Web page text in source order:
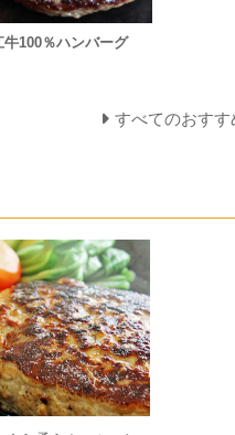
牛100％ハンバーグ
すべてのおすす